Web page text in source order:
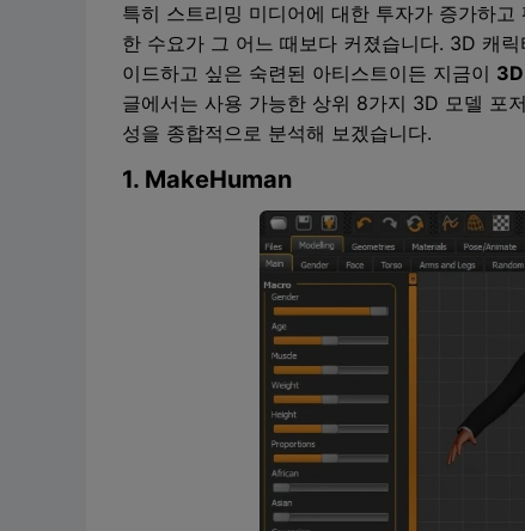
특히 스트리밍 미디어에 대한 투자가 증가하
한 수요가 그 어느 때보다 커졌습니다. 3D 캐
이드하고 싶은 숙련된 아티스트이든 지금이
글에서는 사용 가능한 상위 8가지 3D 모델 포
성을 종합적으로 분석해 보겠습니다.
1. MakeHuman